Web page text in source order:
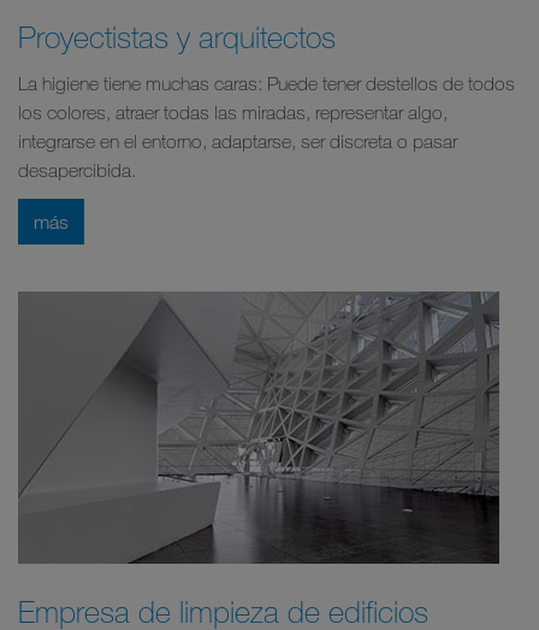
Proyectistas y arquitectos
La higiene tiene muchas caras: Puede tener destellos de todos
los colores, atraer todas las miradas, representar algo,
integrarse en el entorno, adaptarse, ser discreta o pasar
desapercibida.
más
Empresa de limpieza de edificios